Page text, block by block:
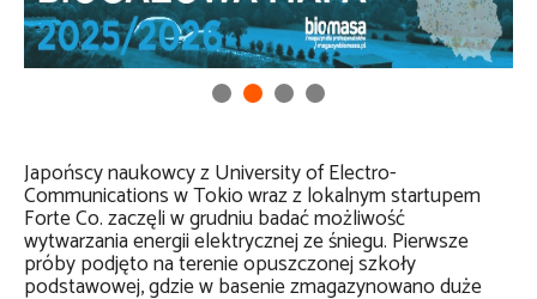
Japońscy naukowcy z University of Electro-
Communications w Tokio wraz z lokalnym startupem
Forte Co. zaczęli w grudniu badać możliwość
wytwarzania energii elektrycznej ze śniegu. Pierwsze
próby podjęto na terenie opuszczonej szkoły
podstawowej, gdzie w basenie zmagazynowano duże